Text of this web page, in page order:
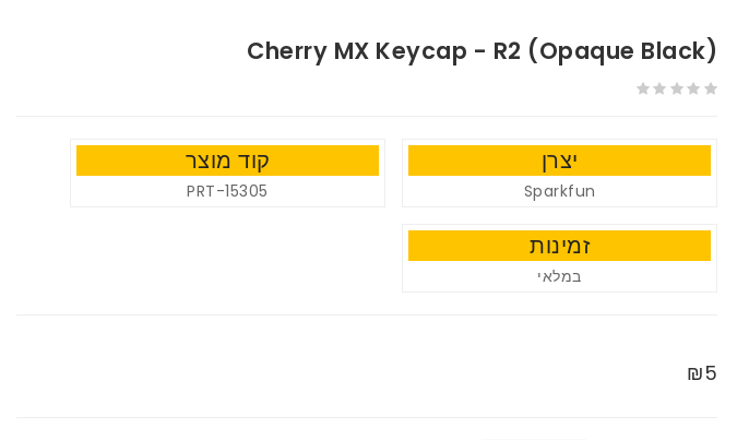
Cherry MX Keycap - R2 (Opaque Black)
יצרן
Sparkfun
קוד מוצר
PRT-15305
זמינות
במלאי
₪5